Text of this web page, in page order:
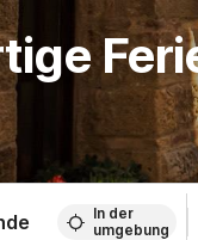
In der
umgebung